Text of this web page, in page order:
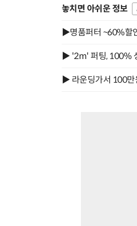
놓치면 아쉬운 정보
▶명품퍼터 ~60%할
▶ '2m' 퍼팅, 100%
▶ 라운딩가서 100만